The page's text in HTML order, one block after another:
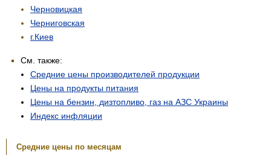
Черновицкая
Черниговская
г.Киев
См. также:
Средние цены производителей продукции
Цены на продукты питания
Цены на бензин, дизтопливо, газ на АЗС Украины
Индекс инфляции
Средние цены по месяцам